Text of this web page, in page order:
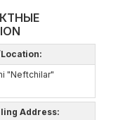
"Neftchilar"
Address: